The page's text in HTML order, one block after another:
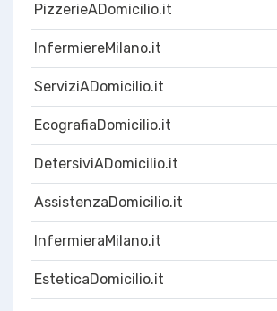
PizzerieADomicilio.it
InfermiereMilano.it
ServiziADomicilio.it
EcografiaDomicilio.it
DetersiviADomicilio.it
AssistenzaDomicilio.it
InfermieraMilano.it
EsteticaDomicilio.it